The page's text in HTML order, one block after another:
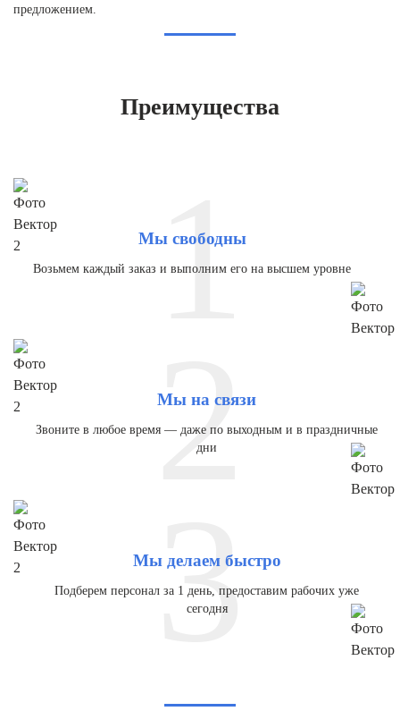
предложением.
Преимущества
1
Мы свободны
Возьмем каждый заказ и выполним его на высшем уровне
2
Мы на связи
Звоните в любое время — даже по выходным и в праздничные
дни
3
Мы делаем быстро
Подберем персонал за 1 день, предоставим рабочих уже
сегодня